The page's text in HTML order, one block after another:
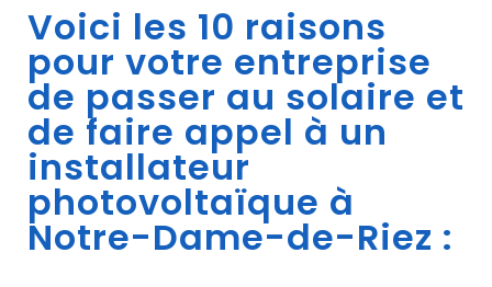
Voici les 10 raisons
pour votre entreprise
de passer au solaire et
de faire appel à un
installateur
photovoltaïque à
Notre-Dame-de-Riez :